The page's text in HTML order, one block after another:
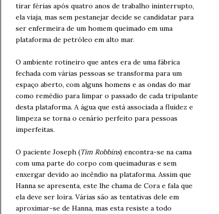
tirar férias após quatro anos de trabalho ininterrupto,
ela viaja, mas sem pestanejar decide se candidatar para
ser enfermeira de um homem queimado em uma
plataforma de petróleo em alto mar.
O ambiente rotineiro que antes era de uma fábrica
fechada com várias pessoas se transforma para um
espaço aberto, com alguns homens e as ondas do mar
como remédio para limpar o passado de cada tripulante
desta plataforma. A água que está associada a fluidez e
limpeza se torna o cenário perfeito para pessoas
imperfeitas.
O paciente Joseph (Tim Robbins) encontra-se na cama
com uma parte do corpo com queimaduras e sem
enxergar devido ao incêndio na plataforma. Assim que
Hanna se apresenta, este lhe chama de Cora e fala que
ela deve ser loira. Várias são as tentativas dele em
aproximar-se de Hanna, mas esta resiste a todo